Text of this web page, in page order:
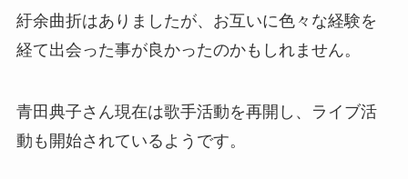
紆余曲折はありましたが、お互いに色々な経験を
経て出会った事が良かったのかもしれません。
青田典子さん現在は歌手活動を再開し、ライブ活
動も開始されているようです。